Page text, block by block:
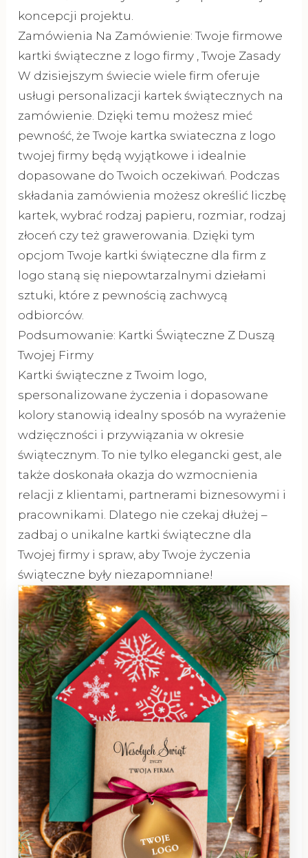
koncepcji projektu.
Zamówienia Na Zamówienie: Twoje firmowe
kartki świąteczne z logo firmy , Twoje Zasady
W dzisiejszym świecie wiele firm oferuje
usługi personalizacji kartek świątecznych na
zamówienie. Dzięki temu możesz mieć
pewność, że Twoje kartka swiateczna z logo
twojej firmy będą wyjątkowe i idealnie
dopasowane do Twoich oczekiwań. Podczas
składania zamówienia możesz określić liczbę
kartek, wybrać rodzaj papieru, rozmiar, rodzaj
złoceń czy też grawerowania. Dzięki tym
opcjom Twoje kartki świąteczne dla firm z
logo staną się niepowtarzalnymi dziełami
sztuki, które z pewnością zachwycą
odbiorców.
Podsumowanie: Kartki Świąteczne Z Duszą
Twojej Firmy
Kartki świąteczne z Twoim logo,
spersonalizowane życzenia i dopasowane
kolory stanowią idealny sposób na wyrażenie
wdzięczności i przywiązania w okresie
świątecznym. To nie tylko elegancki gest, ale
także doskonała okazja do wzmocnienia
relacji z klientami, partnerami biznesowymi i
pracownikami. Dlatego nie czekaj dłużej –
zadbaj o unikalne kartki świąteczne dla
Twojej firmy i spraw, aby Twoje życzenia
świąteczne były niezapomniane!